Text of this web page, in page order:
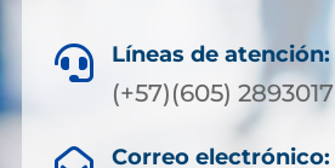
 Líneas de atención:
(+57)(605) 2893017
Correo electrónico: